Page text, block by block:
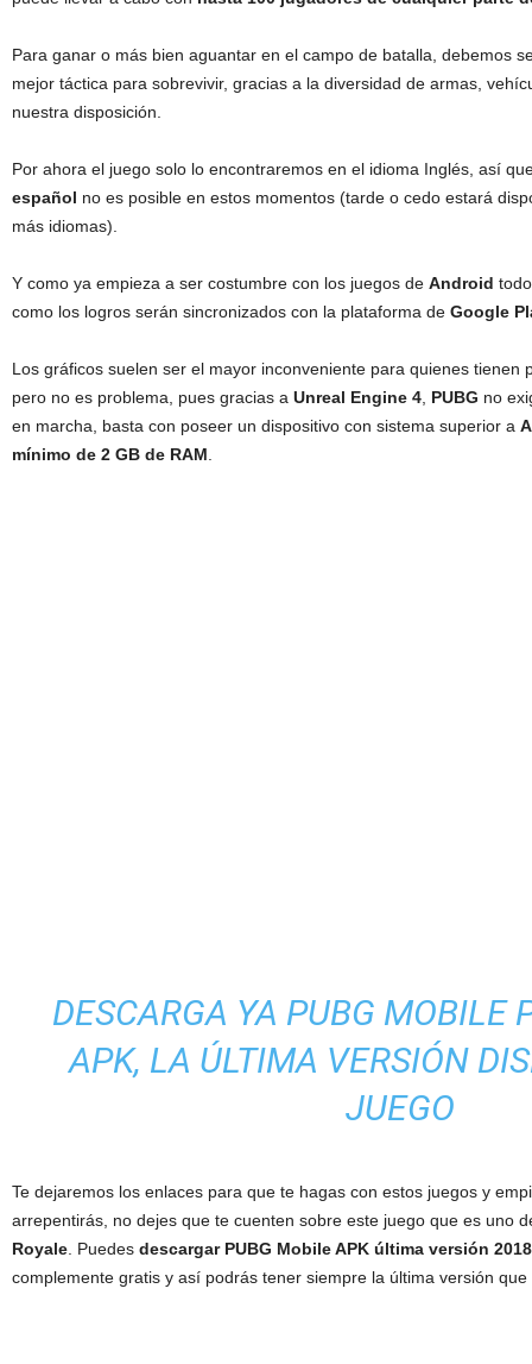
Para ganar o más bien aguantar en el campo de batalla, debemos
mejor táctica para sobrevivir, gracias a la diversidad de armas,
nuestra disposición.
Por ahora el juego solo lo encontraremos en el idioma Inglés, así
español no es posible en estos momentos (tarde o cedo estará
más idiomas).
Y como ya empieza a ser costumbre con los juegos de Android
como los logros serán sincronizados con la plataforma de Google
Los gráficos suelen ser el mayor inconveniente para quienes tienen
pero no es problema, pues gracias a Unreal Engine 4, PUBG no
en marcha, basta con poseer un dispositivo con sistema superior a
mínimo de 2 GB de RAM.
DESCARGA YA PUBG MOBILE
APK, LA ÚLTIMA VERSIÓN
JUEGO
Te dejaremos los enlaces para que te hagas con estos juegos y
arrepentirás, no dejes que te cuenten sobre este juego que es uno
Royale . Puedes descargar PUBG Mobile APK última versión
complemente gratis y así podrás tener siempre la última versión